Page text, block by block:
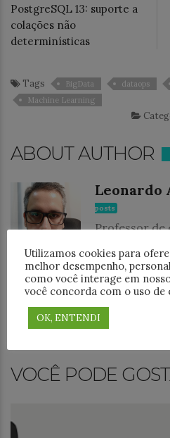
PostgreSQL 13: suporte a
colações não
determinísticas
Tags BigData dataops
Machine Learning
ABOUT AUTHOR
Leonardo
posts
Professor de
em Ciência
com
de Alto
aplicações
Linguagem
VOCÊ PODE
Utilizamos cookies para
melhor desempenho,
como você interage em
você concorda com o uso de
OK, ENTENDI